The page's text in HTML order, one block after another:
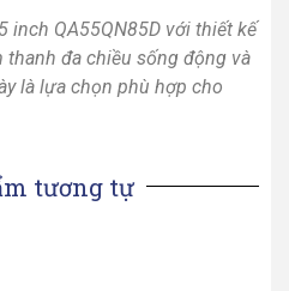
inch QA55QN85D với thiết kế
thanh đa chiều sống động và
là lựa chọn phù hợp cho
tương tự